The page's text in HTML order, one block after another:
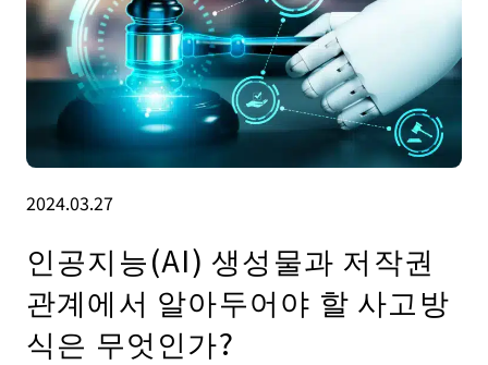
2024.03.27
인공지능(AI) 생성물과 저작권
관계에서 알아두어야 할 사고방
식은 무엇인가?